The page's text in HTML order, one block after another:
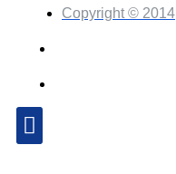
Copyright © 2014